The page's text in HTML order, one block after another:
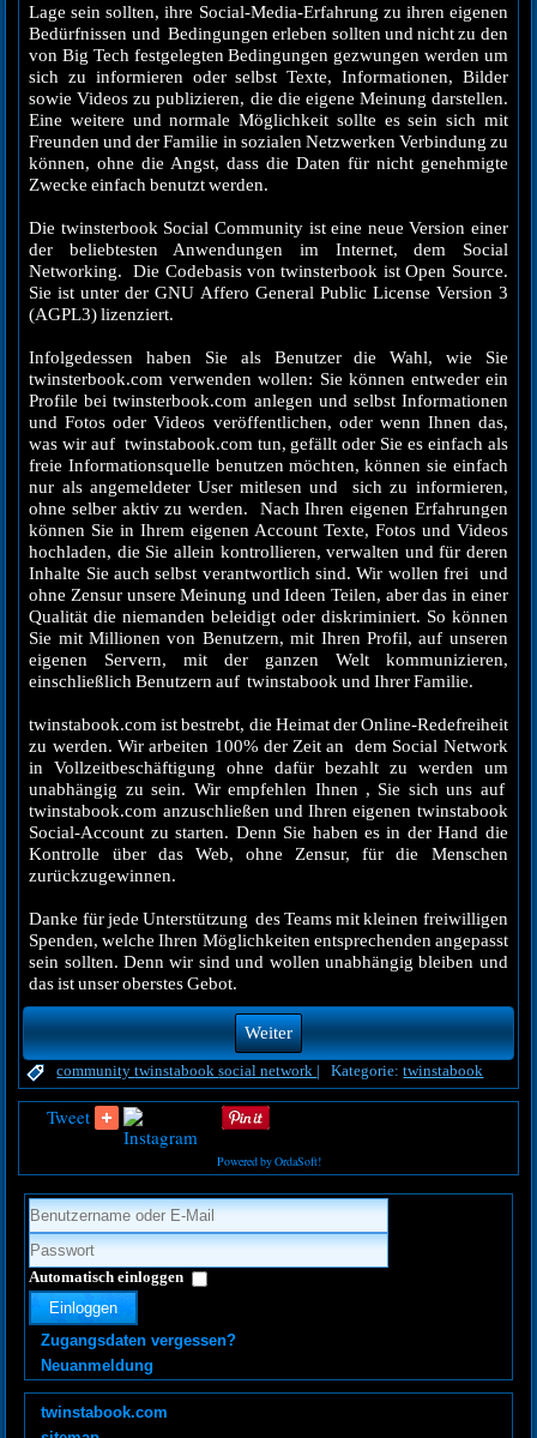
Lage sein sollten, ihre Social-Media-Erfahrung zu ihren eigenen
Bedürfnissen und Bedingungen erleben sollten und nicht zu den
von Big Tech festgelegten Bedingungen gezwungen werden um
sich zu informieren oder selbst Texte, Informationen, Bilder
sowie Videos zu publizieren, die die eigene Meinung darstellen.
Eine weitere und normale Möglichkeit sollte es sein sich mit
Freunden und der Familie in sozialen Netzwerken Verbindung zu
können, ohne die Angst, dass die Daten für nicht genehmigte
Zwecke einfach benutzt werden.
Die twinsterbook Social Community ist eine neue Version einer
der beliebtesten Anwendungen im Internet, dem Social
Networking. Die Codebasis von twinsterbook ist Open Source.
Sie ist unter der GNU Affero General Public License Version 3
(AGPL3) lizenziert.
Infolgedessen haben Sie als Benutzer die Wahl, wie Sie
twinsterbook.com verwenden wollen: Sie können entweder ein
Profile bei twinsterbook.com anlegen und selbst Informationen
und Fotos oder Videos veröffentlichen, oder wenn Ihnen das,
was wir auf twinstabook.com tun, gefällt oder Sie es einfach als
freie Informationsquelle benutzen möchten, können sie einfach
nur als angemeldeter User mitlesen und sich zu informieren,
ohne selber aktiv zu werden. Nach Ihren eigenen Erfahrungen
können Sie in Ihrem eigenen Account Texte, Fotos und Videos
hochladen, die Sie allein kontrollieren, verwalten und für deren
Inhalte Sie auch selbst verantwortlich sind. Wir wollen frei und
ohne Zensur unsere Meinung und Ideen Teilen, aber das in einer
Qualität die niemanden beleidigt oder diskriminiert. So können
Sie mit Millionen von Benutzern, mit Ihren Profil, auf unseren
eigenen Servern, mit der ganzen Welt kommunizieren,
einschließlich Benutzern auf twinstabook und Ihrer Familie.
twinstabook.com ist bestrebt, die Heimat der Online-Redefreiheit
zu werden. Wir arbeiten 100% der Zeit an dem Social Network
in Vollzeitbeschäftigung ohne dafür bezahlt zu werden um
unabhängig zu sein. Wir empfehlen Ihnen , Sie sich uns auf
twinstabook.com anzuschließen und Ihren eigenen twinstabook
Social-Account zu starten. Denn Sie haben es in der Hand die
Kontrolle über das Web, ohne Zensur, für die Menschen
zurückzugewinnen.
Danke für jede Unterstützung des Teams mit kleinen freiwilligen
Spenden, welche Ihren Möglichkeiten entsprechenden angepasst
sein sollten. Denn wir sind und wollen unabhängig bleiben und
das ist unser oberstes Gebot.
Weiter
communitytwinstabooksocial network | Kategorie:twinstabook
Tweet
Powered by OrdaSoft!
Automatisch einloggen
Einloggen
Zugangsdaten vergessen?
Neuanmeldung
twinstabook.com